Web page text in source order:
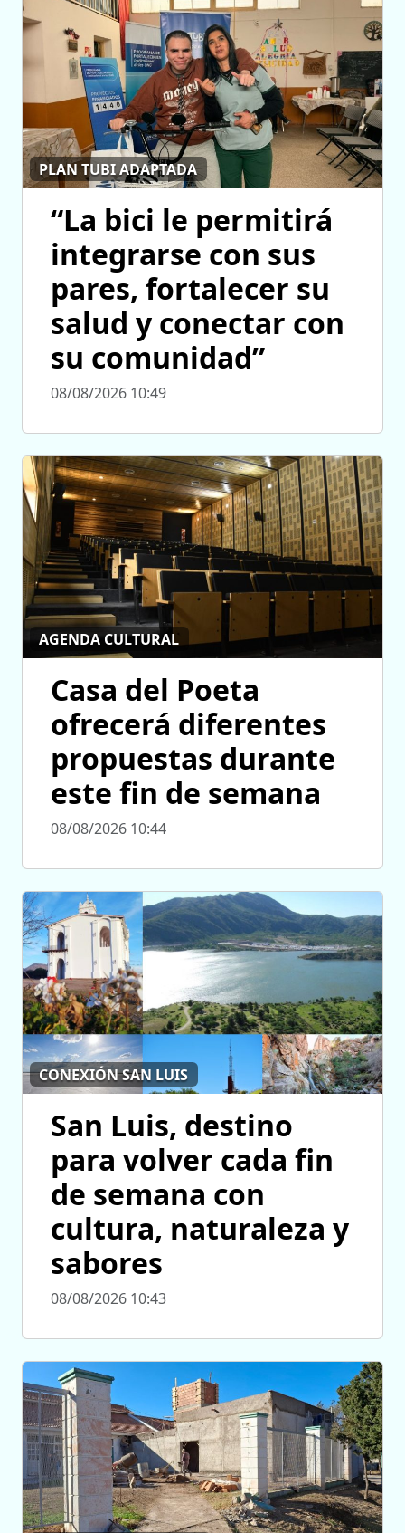
PLAN TUBI ADAPTADA
“La bici le permitirá
integrarse con sus
pares, fortalecer su
salud y conectar con
su comunidad”
08/08/2026 10:49
AGENDA CULTURAL
Casa del Poeta
ofrecerá diferentes
propuestas durante
este fin de semana
08/08/2026 10:44
CONEXIÓN SAN LUIS
San Luis, destino
para volver cada fin
de semana con
cultura, naturaleza y
sabores
08/08/2026 10:43